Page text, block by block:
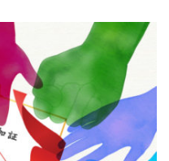
g
a
o